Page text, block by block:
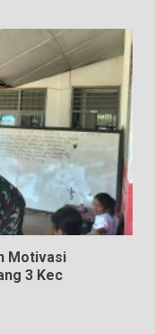
Motivasi
3 Kec